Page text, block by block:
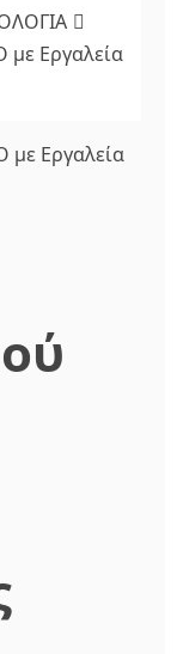
με Εργαλεία